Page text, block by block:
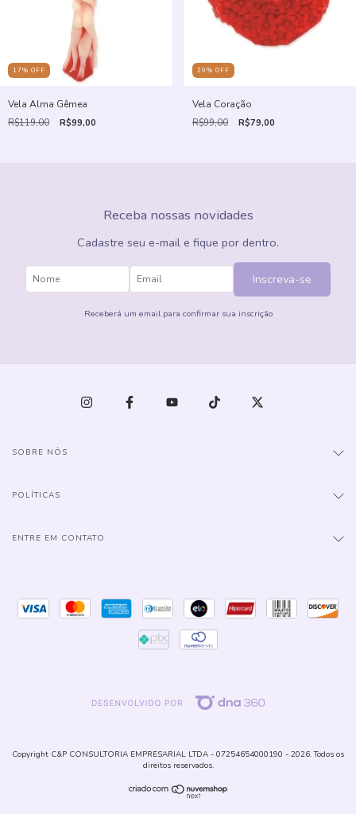
17% OFF
Vela Alma Gêmea
R$119,00 R$99,00
20% OFF
Vela Coração
R$99,00 R$79,00
Receba nossas novidades
Cadastre seu e-mail e fique por dentro.
Inscreva-se
Receberá um email para confirmar sua inscrição
SOBRE NÓS
POLÍTICAS
ENTRE EM CONTATO
Copyright C&P CONSULTORIA EMPRESARIAL LTDA - 07254654000190 - 2026. Todos os
direitos reservados.